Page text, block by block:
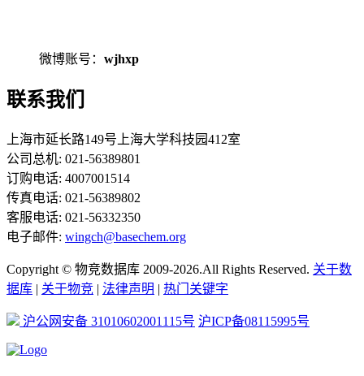
微博账号： wjhxp
联系我们
上海市延长路149号上海大学科技园412室
公司总机: 021-56389801
订购电话: 4007001514
传真电话: 021-56389802
客服电话: 021-56332350
电子邮件: wingch@basechem.org
Copyright © 物竞数据库 2009-2026.All Rights Reserved. 关于数
据库 | 关于物竞 | 法律声明 | 热门关键字
沪公网安备 31010602001115号 沪ICP备08115995号